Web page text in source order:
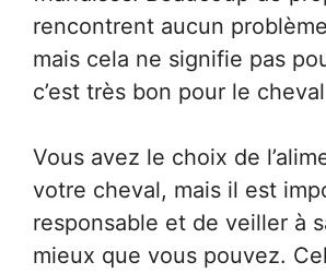
rencontrent aucun
mais cela ne signifie pas
c’est très bon pour le
Vous avez le choix de
votre cheval, mais il est
responsable et de veiller à
mieux que vous pouvez.